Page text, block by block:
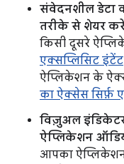
संवेदनशील डेटा
तरीके से शेयर
किसी दूसरे
एक्सप्लिसिट इंटेंट
ऐप्लिकेशन के
का ऐक्सेस सिर्फ़
विज़ुअल
ऐप्लिकेशन
आपका ऐप्लिकेशन